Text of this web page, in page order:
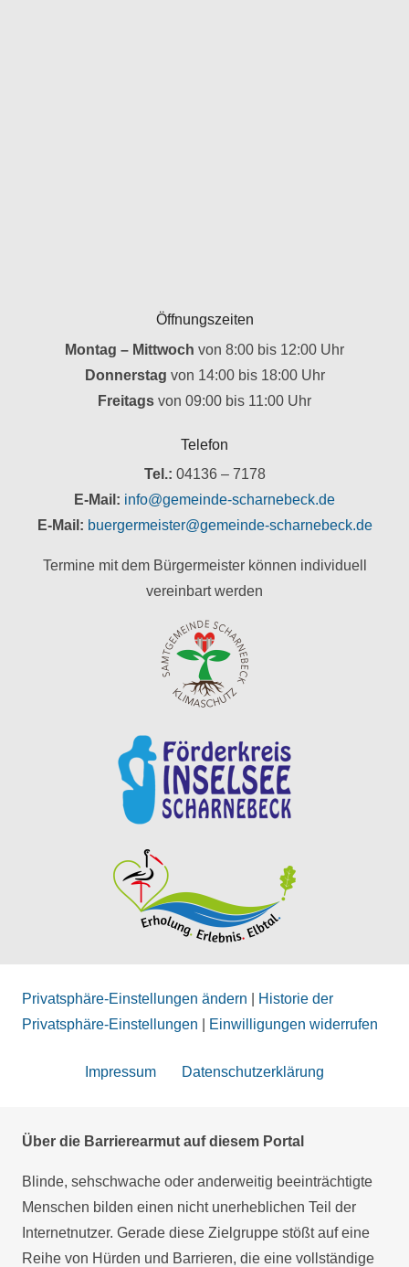
Öffnungszeiten
Montag – Mittwoch von 8:00 bis 12:00 Uhr
Donnerstag von 14:00 bis 18:00 Uhr
Freitags von 09:00 bis 11:00 Uhr
Telefon
Tel.: 04136 – 7178
E-Mail: info@gemeinde-scharnebeck.de
E-Mail: buergermeister@gemeinde-scharnebeck.de
Termine mit dem Bürgermeister können individuell
vereinbart werden
Privatsphäre-Einstellungen ändern
Historie der
Privatsphäre-Einstellungen
Einwilligungen widerrufen
Impressum Datenschutzerklärung
Über die Barrierearmut auf diesem Portal
Blinde, sehschwache oder anderweitig beeinträchtigte
Menschen bilden einen nicht unerheblichen Teil der
Internetnutzer. Gerade diese Zielgruppe stößt auf eine
Reihe von Hürden und Barrieren, die eine vollständige